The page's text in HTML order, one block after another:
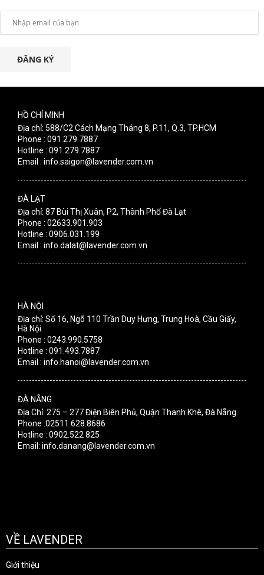
ĐĂNG KÝ
HỒ CHÍ MINH
Địa chỉ: 588/C2 Cách Mạng Tháng 8, P.11, Q.3, TP.HCM
Phone : 091.279.7887
Hotline : 091.279.7887
Email : info.saigon@lavender.com.vn
ĐÀ LẠT
Địa chỉ: 87 Bùi Thị Xuân, P2, Thành Phố Đà Lạt
Phone : 02633.901.903
Hotline : 0906.031.199
Email : info.dalat@lavender.com.vn
HÀ NỘI
Địa chỉ: Số 16, Ngõ 110 Trần Duy Hưng, Trung Hoà, Cầu Giấy,
Hà Nội
Phone : 0243.990.5758
Hotline : 091.493.7887
Email : info.hanoi@lavender.com.vn
ĐÀ NẴNG
Địa Chỉ: 275 – 277 Điện Biên Phủ, Quận Thanh Khê, Đà Nẵng.
Phone :02511.628.8686
Hotline : 0902.522 825
Email: info.danang@lavender.com.vn
VỀ LAVENDER
Giới thiệu